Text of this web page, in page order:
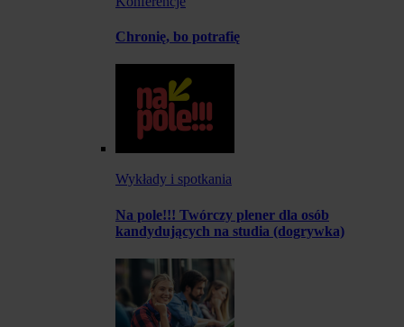
Chronię, bo potrafię
Wykłady i spotkania
Na pole!!! Twórczy plener dla osób
kandydujących na studia (dogrywka)